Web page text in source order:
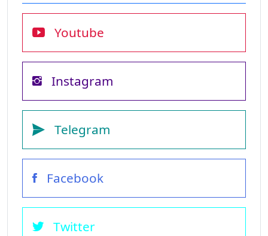
Youtube
Instagram
Telegram
Facebook
Twitter